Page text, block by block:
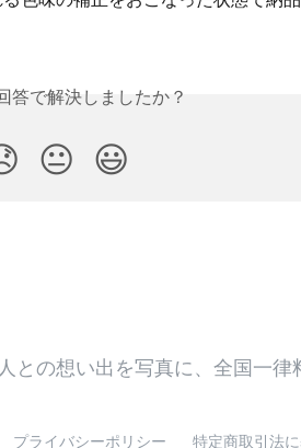
答で解決しましたか？
😐 😃
プライバシーポリシー 特定商取引法